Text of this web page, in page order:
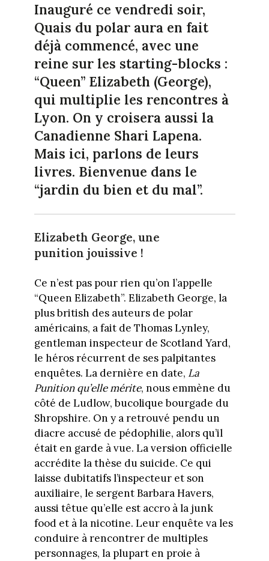
Inauguré ce vendredi soir,
Quais du polar aura en fait
déjà commencé, avec une
reine sur les starting-blocks :
“Queen” Elizabeth (George),
qui multiplie les rencontres à
Lyon. On y croisera aussi la
Canadienne Shari Lapena.
Mais ici, parlons de leurs
livres. Bienvenue dans le
“jardin du bien et du mal”.
Elizabeth George, une
punition jouissive !
Ce n’est pas pour rien qu’on l’appelle
“Queen Elizabeth”. Elizabeth George, la
plus british des auteurs de polar
américains, a fait de Thomas Lynley,
gentleman inspecteur de Scotland Yard,
le héros récurrent de ses palpitantes
enquêtes. La dernière en date, La
Punition qu’elle mérite, nous emmène du
côté de Ludlow, bucolique bourgade du
Shropshire. On y a retrouvé pendu un
diacre accusé de pédophilie, alors qu’il
était en garde à vue. La version officielle
accrédite la thèse du suicide. Ce qui
laisse dubitatifs l’inspecteur et son
auxiliaire, le sergent Barbara Havers,
aussi têtue qu’elle est accro à la junk
food et à la nicotine. Leur enquête va les
conduire à rencontrer de multiples
personnages, la plupart en proie à